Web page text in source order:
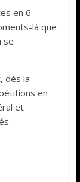
en 6
là que
se
dès la
en
et